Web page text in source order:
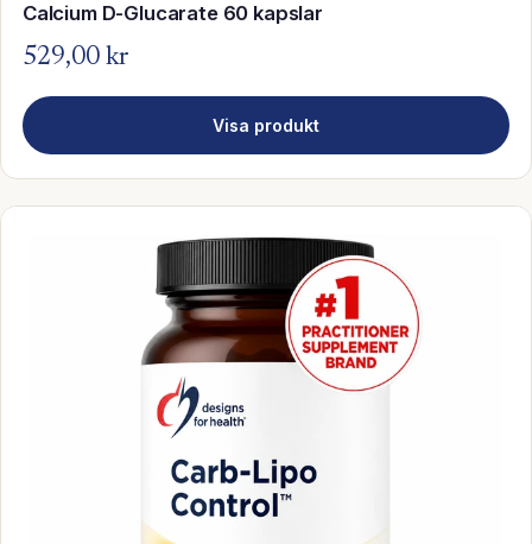
Calcium D-Glucarate 60 kapslar
529,00 kr
Visa produkt